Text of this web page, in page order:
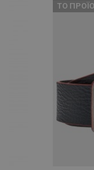
ТΟ